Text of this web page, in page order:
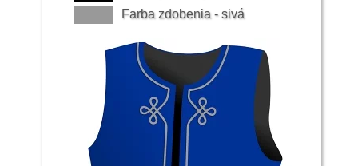
Farba zdobenia - sivá